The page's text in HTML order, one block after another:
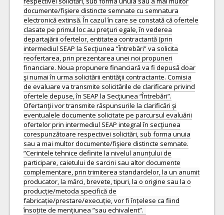
documente/fişiere distincte semnate cu semnatura
electronică extinsă. În cazul în care se constată că ofertele
clasate pe primul loc au preţuri egale, în vederea
departajării ofertelor, entitatea contractantă (prin
intermediul SEAP la Secţiunea “Întrebări” va solicita
reofertarea, prin prezentarea unei noi propuneri
financiare. Noua propunere financiară va fi depusă doar
şi numai în urma solicitării entităţii contractante. Comisia
de evaluare va transmite solicitările de clarificare privind
ofertele depuse, în SEAP la Secţiunea “Întrebări”.
Ofertanţii vor transmite răspunsurile la clarificări şi
eventualele documente solicitate pe parcursul evaluării
ofertelor prin intermediul SEAP integral în secţiunea
corespunzătoare respectivei solicitări, sub forma unuia
sau a mai multor documente/fişiere distincte semnate.
”Cerintele tehnice definite la nivelul anunțului de
participare, caietului de sarcini sau altor documente
complementare, prin trimiterea standardelor, la un anumit
producator, la mărci, brevete, tipuri, la o origine sau la o
producție/metoda specifică de
fabricație/prestare/execuție, vor fi înțelese ca fiind
însoțite de mențiunea ”sau echivalent”.